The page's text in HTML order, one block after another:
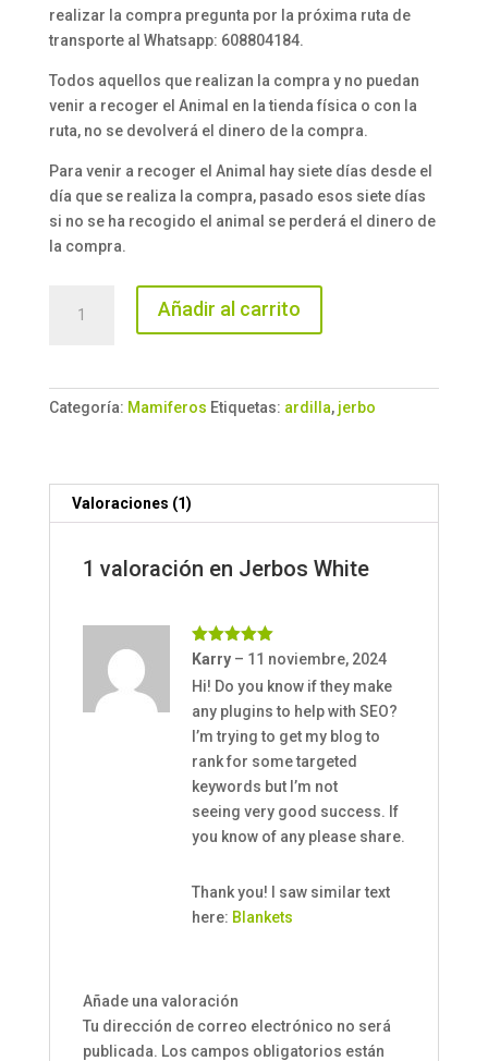
realizar la compra pregunta por la próxima ruta de
transporte al Whatsapp: 608804184.
Todos aquellos que realizan la compra y no puedan
venir a recoger el Animal en la tienda física o con la
ruta, no se devolverá el dinero de la compra.
Para venir a recoger el Animal hay siete días desde el
día que se realiza la compra, pasado esos siete días
si no se ha recogido el animal se perderá el dinero de
la compra.
White
Añadir al carrito
Categoría: Mamiferos Etiquetas: ardilla, jerbo
Valoraciones (1)
1 valoración en Jerbos White
Valorado
5de 5
Karry – 11 noviembre, 2024
Hi! Do you know if they make
any plugins to help with SEO?
I’m trying to get my blog to
rank for some targeted
keywords but I’m not
seeing very good success. If
you know of any please share.
Thank you! I saw similar text
here: Blankets
Añade una valoración
Tu dirección de correo electrónico no será
publicada. Los campos obligatorios están